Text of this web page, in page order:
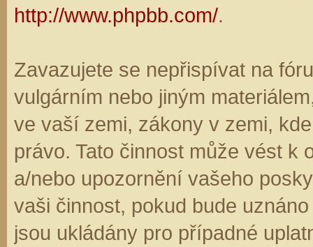
http://www.phpbb.com/.
Zavazujete se nepřispívat na
vulgárním nebo jiným
ve vaší zemi, zákony v zemi,
právo. Tato činnost může vést k
a/nebo upozornění vašeho
vaši činnost, pokud bude
jsou ukládány pro případné